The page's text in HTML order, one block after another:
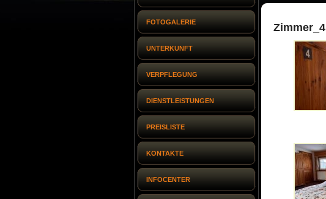
FOTOGALERIE
UNTERKUNFT
VERPFLEGUNG
DIENSTLEISTUNGEN
PREISLISTE
KONTAKTE
INFOCENTER
Zimmer_4